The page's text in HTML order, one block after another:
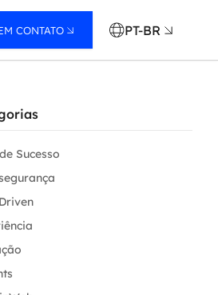
CONTATO PT-BR
Sucesso